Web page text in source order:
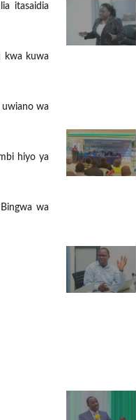
itasaidia
kwa kuwa
wa
hiyo ya
wa